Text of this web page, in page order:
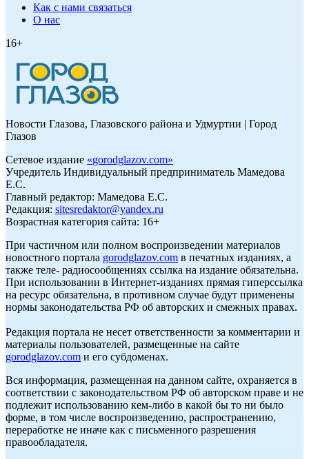
Как с нами связаться
О нас
16+
Новости Глазова, Глазовского района и Удмуртии | Город
Глазов
Сетевое издание «gorodglazov.com»
Учредитель Индивидуальный предприниматель Мамедова
Е.С.
Главный редактор: Мамедова Е.С.
Редакция: sitesredaktor@yandex.ru
Возрастная категория сайта: 16+
При частичном или полном воспроизведении материалов
новостного портала gorodglazov.com в печатных изданиях, а
также теле- радиосообщениях ссылка на издание обязательна.
При использовании в Интернет-изданиях прямая гиперссылка
на ресурс обязательна, в противном случае будут применены
нормы законодательства РФ об авторских и смежных правах.
Редакция портала не несет ответственности за комментарии и
материалы пользователей, размещенные на сайте
gorodglazov.com и его субдоменах.
Вся информация, размещенная на данном сайте, охраняется в
соответствии с законодательством РФ об авторском праве и не
подлежит использованию кем-либо в какой бы то ни было
форме, в том числе воспроизведению, распространению,
переработке не иначе как с письменного разрешения
правообладателя.